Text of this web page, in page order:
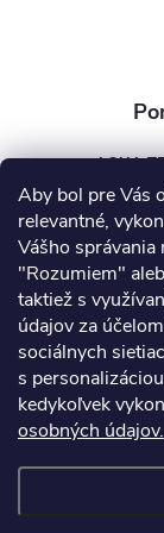
Aby bol pre Vás
relevantné,
Vášho
"Rozumiem"
taktiež s
údajov za
sociálnych
s
kedykoľvek
osobných údajov.
AQUA
Informácie pre
Kontakty